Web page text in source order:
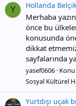
Y Hollanda
Merhaba
önce bu
konusunda
dikkat
sayfalarında
yasef0606 Konu
Sosyal Kültürel
Yurtdışı uçak